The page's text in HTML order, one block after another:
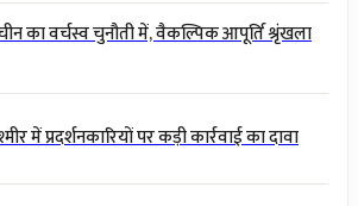
का वर्चस्व चुनौती में, वैकल्पिक आपूर्ति श्रृंखला
में प्रदर्शनकारियों पर कड़ी कार्रवाई का दावा